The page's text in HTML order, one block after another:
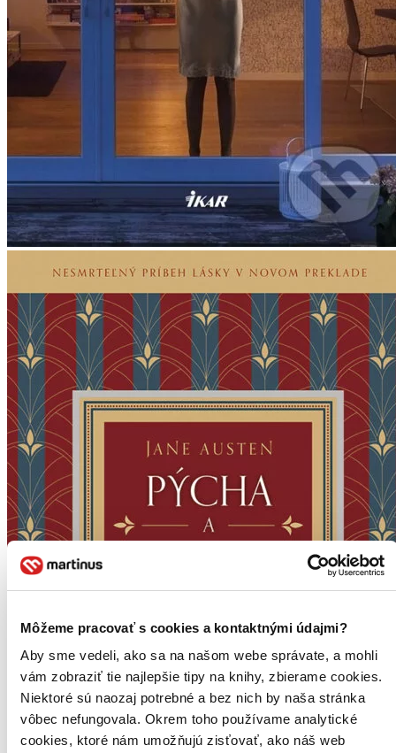
Môžeme pracovať s cookies a kontaktnými údajmi?
Aby sme vedeli, ako sa na našom webe správate, a mohli
vám zobraziť tie najlepšie tipy na knihy, zbierame cookies.
Niektoré sú naozaj potrebné a bez nich by naša stránka
vôbec nefungovala. Okrem toho používame analytické
cookies, ktoré nám umožňujú zisťovať, ako náš web